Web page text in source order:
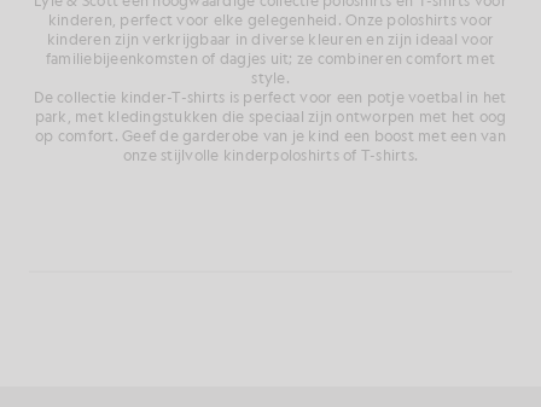
kinderen, perfect voor elke gelegenheid. Onze poloshirts voor
kinderen zijn verkrijgbaar in diverse kleuren en zijn ideaal voor
familiebijeenkomsten of dagjes uit; ze combineren comfort met
style.
De collectie kinder-T-shirts is perfect voor een potje voetbal in het
park, met kledingstukken die speciaal zijn ontworpen met het oog
op comfort. Geef de garderobe van je kind een boost met een van
onze stijlvolle kinderpoloshirts of T-shirts.